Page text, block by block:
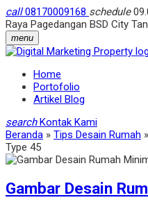
call08170009168 schedule
Raya Pagedangan BSD City
menu
Home
Portofolio
Artikel Blog
search Kontak Kami
Beranda » Tips Desain Rumah »
Type 45
Gambar Desain